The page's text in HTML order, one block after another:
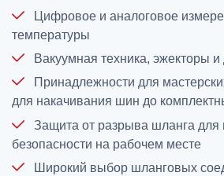
Цифровое и аналоговое
температуры
Вакуумная техника, эжекторы и
Принадлежности для
для накачивания шин до
Защита от разрыва шланга для
безопасности на рабочем месте
Широкий выбор шланговых